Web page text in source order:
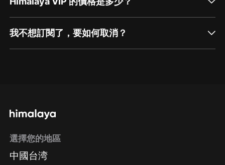
我不想訂閱了，要如何取消？
方法 Google Play取消訂閱方法
選擇您的地區
中國台湾